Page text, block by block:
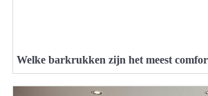
Welke barkrukken zijn het meest